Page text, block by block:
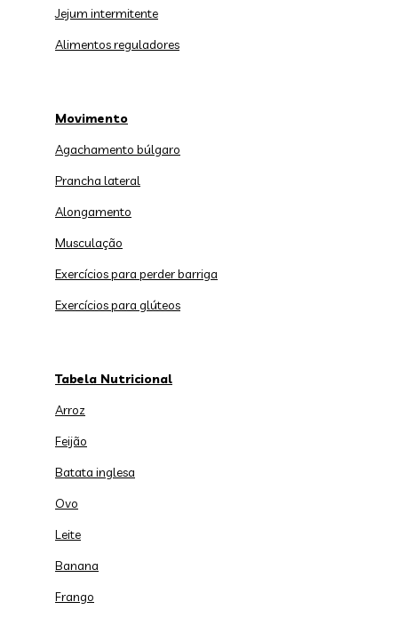
Jejum intermitente
Alimentos reguladores
Movimento
Agachamento búlgaro
Prancha lateral
Alongamento
Musculação
Exercícios para perder barriga
Exercícios para glúteos
Tabela Nutricional
Arroz
Feijão
Batata inglesa
Ovo
Leite
Banana
Frango